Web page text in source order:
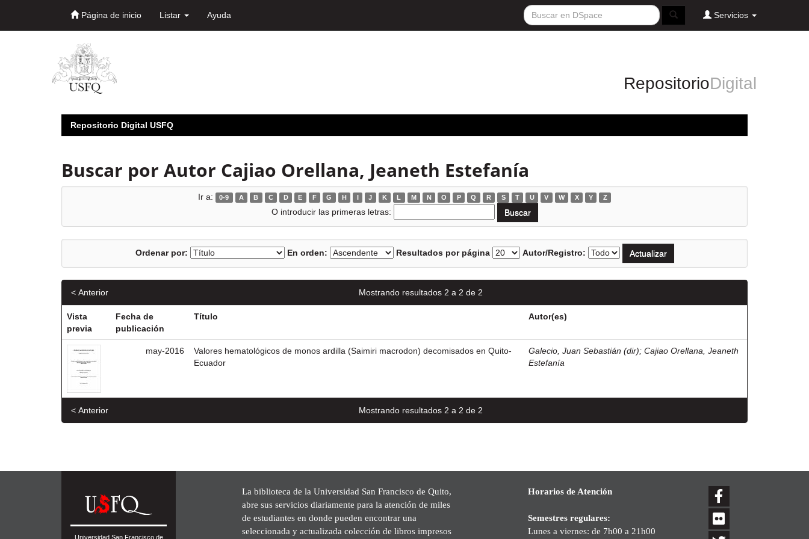
Página de inicio Listar Ayuda Servicios
RepositorioDigital
Repositorio Digital USFQ
Buscar por Autor Cajiao Orellana, Jeaneth Estefanía
Ir a: 0-9 A B C D E F G H I J K L M N O P Q R S T U V W X Y Z
O introducir las primeras letras:
Ordenar por: En orden: Resultados por página Autor/Registro:
Mostrando resultados 2 a 2 de 2
< Anterior
Vista
previa
Fecha de
publicación
Título Autor(es)
may-2016
Valores hematológicos de monos ardilla (Saimiri macrodon) decomisados en Quito-
Ecuador
Galecio, Juan Sebastián (dir); Cajiao Orellana, Jeaneth
Estefanía
Mostrando resultados 2 a 2 de 2
< Anterior
Universidad San Francisco de
La biblioteca de la Universidad San Francisco de Quito,
abre sus servicios diariamente para la atención de miles
de estudiantes en donde pueden encontrar una
seleccionada y actualizada colección de libros impresos
Horarios de Atención
Semestres regulares:
Lunes a viernes: de 7h00 a 21h00